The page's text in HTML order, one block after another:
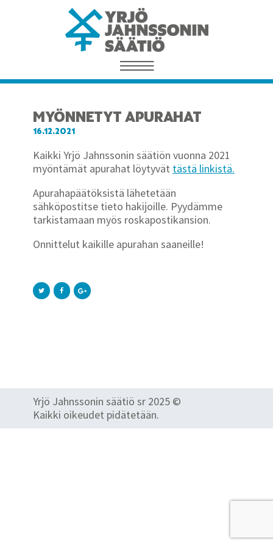
MYÖNNETYT APURAHAT
16.12.2021
Kaikki Yrjö Jahnssonin säätiön vuonna 2021
myöntämät apurahat löytyvät tästä linkistä.
Apurahapäätöksistä lähetetään
sähköpostitse tieto hakijoille. Pyydämme
tarkistamaan myös roskapostikansion.
Onnittelut kaikille apurahan saaneille!
Yrjö Jahnssonin säätiö sr 2025 ©
Kaikki oikeudet pidätetään.